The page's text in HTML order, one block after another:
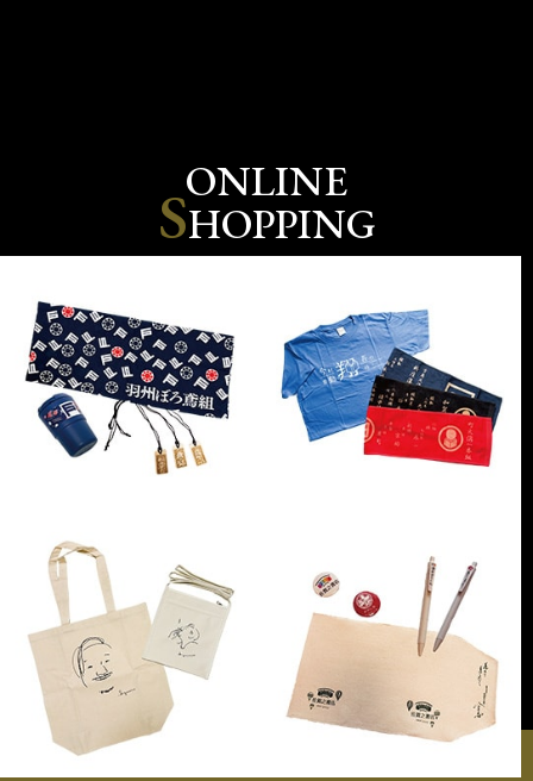
ONLINE
SHOPPING